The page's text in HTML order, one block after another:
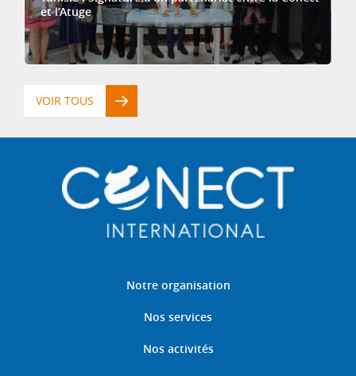
et l’Atuge
VOIR TOUS
Notre organisation
Nos services
Nos activités